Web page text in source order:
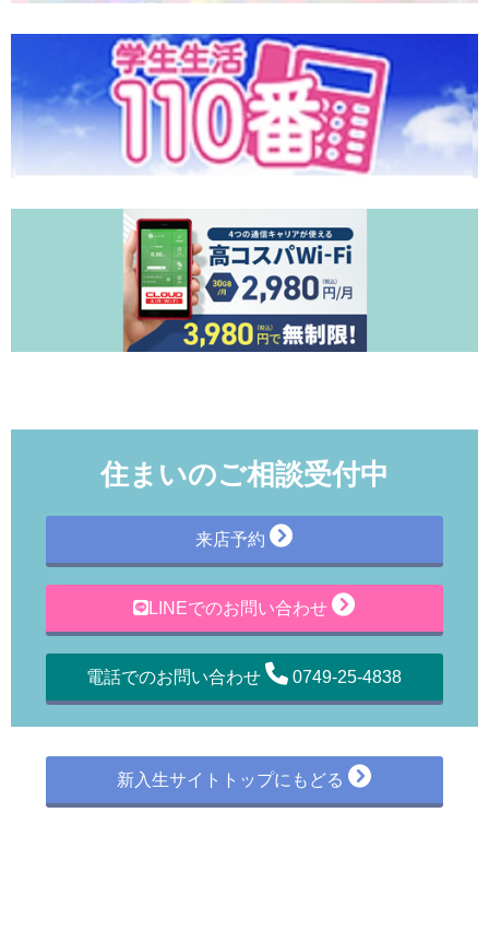
住まいのご相談受付中
来店予約
LINEでのお問い合わせ
電話でのお問い合わせ 0749-25-4838
新入生サイトトップにもどる